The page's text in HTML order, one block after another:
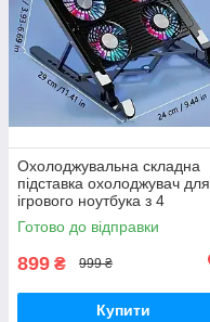
Охолоджувальна складна
підставка охолоджувач для
ігрового ноутбука з 4
вентиляторами
Готово до відправки
899 ₴ 999 ₴
Купити